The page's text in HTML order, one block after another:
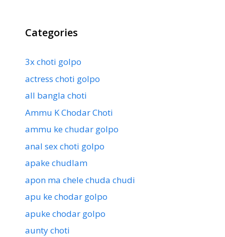
Categories
3x choti golpo
actress choti golpo
all bangla choti
Ammu K Chodar Choti
ammu ke chudar golpo
anal sex choti golpo
apake chudlam
apon ma chele chuda chudi
apu ke chodar golpo
apuke chodar golpo
aunty choti